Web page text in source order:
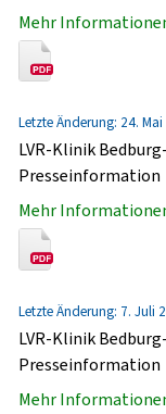
Mehr
Letzte Änderung: 24.
LVR-Klinik
Presseinformation
Mehr
Letzte Änderung: 7. Juli
LVR-Klinik
Presseinformation
Mehr